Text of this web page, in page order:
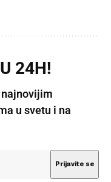
24H!
u svetu i na